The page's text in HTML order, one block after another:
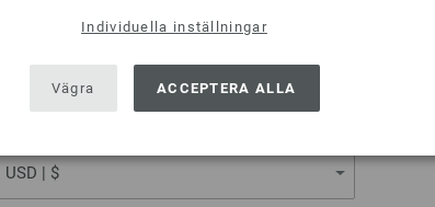
SHIPPING TO
USA - The United States of America
Individuella inställningar
Vägra ACCEPTERA ALLA
Virknål Aluminium (med
Virknål Aluminium med
2,73 €
ANTAL
I